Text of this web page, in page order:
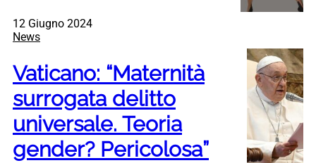
12 Giugno 2024
News
Vaticano: “Maternità
surrogata delitto
universale. Teoria
gender? Pericolosa”